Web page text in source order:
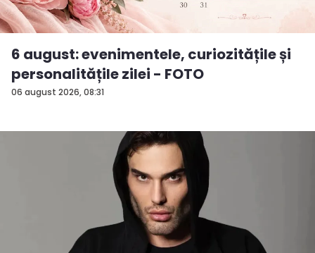
06 august 2026, 08:31
6 august: evenimentele, curiozitățile și
personalitățile zilei - FOTO